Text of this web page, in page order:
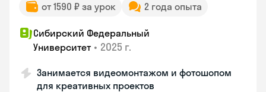
от 1590 ₽ за урок 2 года опыта
Сибирский Федеральный
Университет • 2025 г.
Занимается видеомонтажом и фотошопом
для креативных проектов